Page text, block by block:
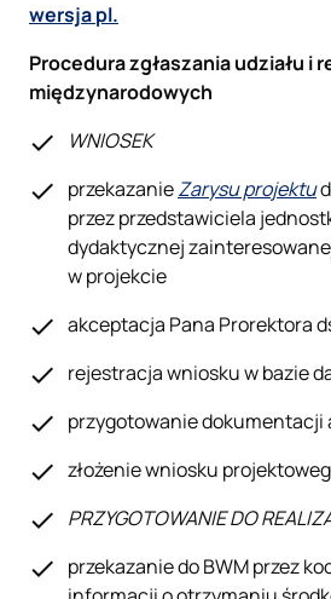
wersja pl.
Procedura zgłaszania udziału i
międzynarodowych
WNIOSEK
przekazanieZarysu projektu
przez przedstawiciela
dydaktycznej
w projekcie
akceptacja Pana Prorektora
rejestracja wniosku w bazie
przygotowanie dokumentacji
złożenie wniosku
PRZYGOTOWANIE DO
przekazanie do BWM przez